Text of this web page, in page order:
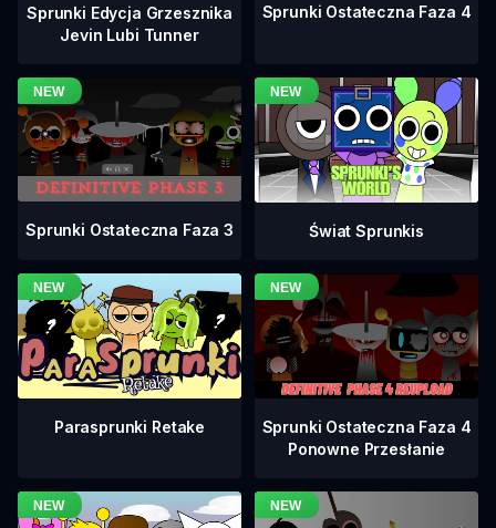
Sprunki Edycja Grzesznika
Jevin Lubi Tunner
Sprunki Ostateczna Faza 4
Sprunki Ostateczna Faza 3 Świat Sprunkis
Parasprunki Retake
Sprunki Ostateczna Faza 4
Ponowne Przesłanie